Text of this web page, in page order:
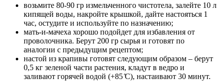
возьмите 80-90 гр измельченного чистотела, залейте 10 л
кипящей воды, накройте крышкой, дайте настояться 1
час, остудите и используйте по назначению;
мать-и-мачеха хорошо подойдет для избавления от
проволочника. Берут 200 гр сырья и готовят по
аналогии с предыдущим рецептом;
настой из крапивы готовят следующим образом – берут
0,5 кг зеленой части растения, кладут в ведро и
заливают горячей водой (+85 ̊С), настаивают 30 минут.